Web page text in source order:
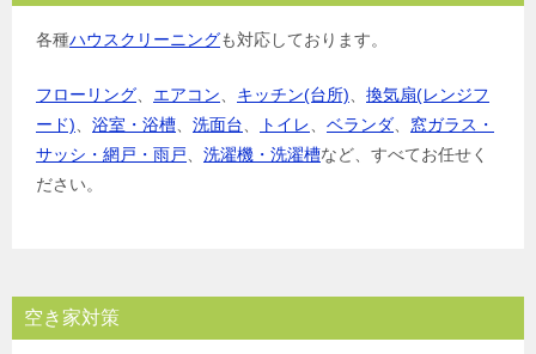
各種ハウスクリーニングも対応しております。
フローリング エアコン キッチン(台所)
換気扇(レンジフ
ード)
浴室・浴槽 洗面台 トイレ ベランダ
窓ガラス・
サッシ・網戸・雨戸
洗濯機・洗濯槽など、すべてお任せく
ださい。
空き家対策